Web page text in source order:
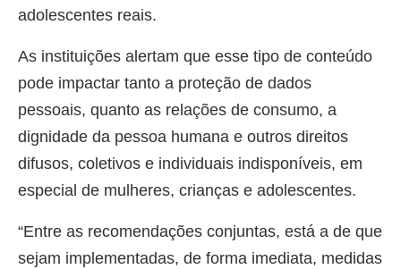
adolescentes reais.
As instituições alertam que esse tipo de conteúdo
pode impactar tanto a proteção de dados
pessoais, quanto as relações de consumo, a
dignidade da pessoa humana e outros direitos
difusos, coletivos e individuais indisponíveis, em
especial de mulheres, crianças e adolescentes.
“Entre as recomendações conjuntas, está a de que
sejam implementadas, de forma imediata, medidas